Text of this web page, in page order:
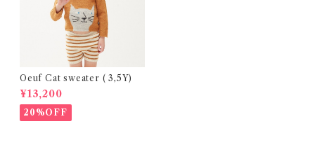
Oeuf Cat sweater ( 3,5Y)
¥13,200
20%OFF